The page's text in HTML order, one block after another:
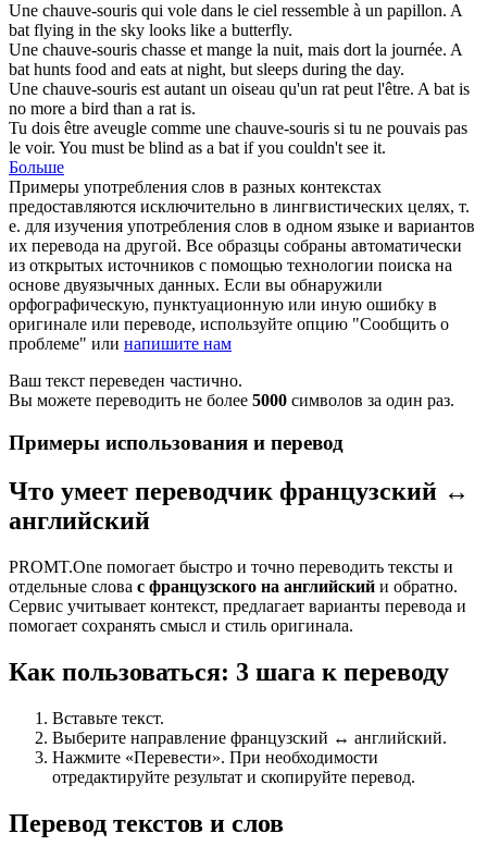
Une chauve-souris qui vole dans le ciel ressemble à un papillon. A
bat flying in the sky looks like a butterfly.
Une chauve-souris chasse et mange la nuit, mais dort la journée. A
bat hunts food and eats at night, but sleeps during the day.
Une chauve-souris est autant un oiseau qu'un rat peut l'être. A bat is
no more a bird than a rat is.
Tu dois être aveugle comme une chauve-souris si tu ne pouvais pas
le voir. You must be blind as a bat if you couldn't see it.
Больше
Примеры употребления слов в разных контекстах
предоставляются исключительно в лингвистических целях, т.
е. для изучения употребления слов в одном языке и вариантов
их перевода на другой. Все образцы собраны автоматически
из открытых источников с помощью технологии поиска на
основе двуязычных данных. Если вы обнаружили
орфографическую, пунктуационную или иную ошибку в
оригинале или переводе, используйте опцию "Сообщить о
проблеме" или напишите нам
Ваш текст переведен частично.
Вы можете переводить не более 5000 символов за один раз.
Примеры использования и перевод
Что умеет переводчик французский ↔
английский
PROMT.One помогает быстро и точно переводить тексты и
отдельные слова с французского на английский и обратно.
Сервис учитывает контекст, предлагает варианты перевода и
помогает сохранять смысл и стиль оригинала.
Как пользоваться: 3 шага к переводу
Вставьте текст.
Выберите направление французский ↔ английский.
Нажмите «Перевести». При необходимости
отредактируйте результат и скопируйте перевод.
Перевод текстов и слов